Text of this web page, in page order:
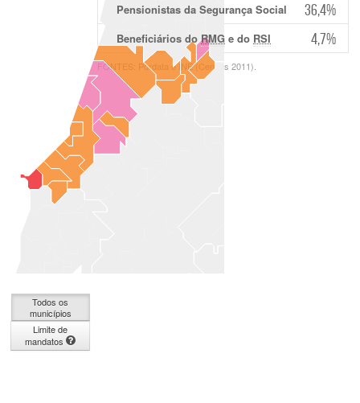
Todos os
municípios
Limite de
mandatos
Pensionistas da Segurança Social 36,4%
Beneficiários doRMG e do RSI 4,7%
FONTES: Pordata e INE (Censos 2011).